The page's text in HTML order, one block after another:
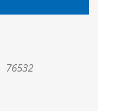
76532